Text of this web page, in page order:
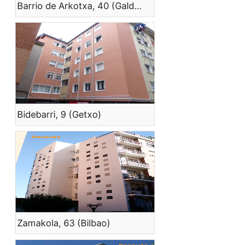
Barrio de Arkotxa, 40 (Galdakao)
Bidebarri, 9 (Getxo)
Zamakola, 63 (Bilbao)